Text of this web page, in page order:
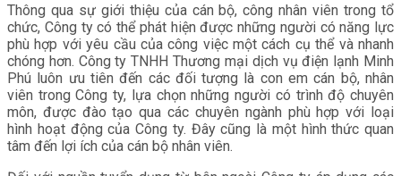
Thông qua sự giới thiệu của cán bộ, công nhân viên trong tổ
chức, Công ty có thể phát hiện được những người có năng lực
phù hợp với yêu cầu của công việc một cách cụ thể và nhanh
chóng hơn. Công ty TNHH Thương mại dịch vụ điện lạnh Minh
Phú luôn ưu tiên đến các đối tượng là con em cán bộ, nhân
viên trong Công ty, lựa chọn những người có trình độ chuyên
môn, được đào tạo qua các chuyên ngành phù hợp với loại
hình hoạt động của Công ty. Đây cũng là một hình thức quan
tâm đến lợi ích của cán bộ nhân viên.